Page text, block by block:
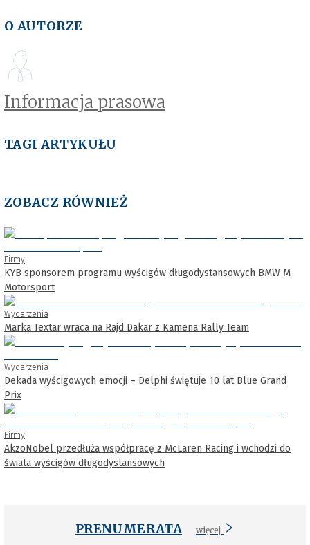
O AUTORZE
Informacja prasowa
TAGI ARTYKUŁU
ZOBACZ RÓWNIEŻ
Firmy
KYB sponsorem programu wyścigów długodystansowych BMW M
Motorsport
Wydarzenia
Marka Textar wraca na Rajd Dakar z Kamena Rally Team
Wydarzenia
Dekada wyścigowych emocji – Delphi świętuje 10 lat Blue Grand
Prix
Firmy
AkzoNobel przedłuża współpracę z McLaren Racing i wchodzi do
świata wyścigów długodystansowych
PRENUMERATA więcej